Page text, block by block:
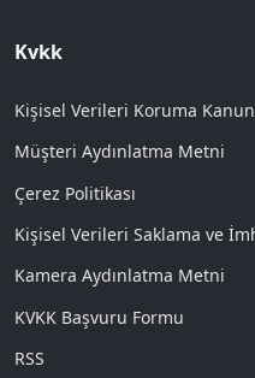
Kvkk
Kişisel Verileri Koruma
Müşteri Aydınlatma Metni
Çerez Politikası
Kişisel Verileri Saklama ve
Kamera Aydınlatma Metni
KVKK Başvuru Formu
RSS